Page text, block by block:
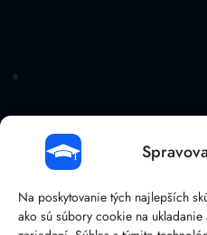
Na poskytovanie tých najlepších
ako sú súbory cookie na